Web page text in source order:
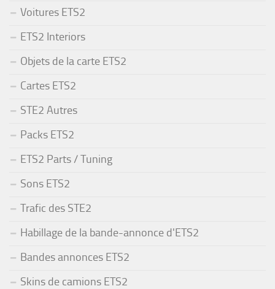
Voitures ETS2
ETS2 Interiors
Objets de la carte ETS2
Cartes ETS2
STE2 Autres
Packs ETS2
ETS2 Parts / Tuning
Sons ETS2
Trafic des STE2
Habillage de la bande-annonce d'ETS2
Bandes annonces ETS2
Skins de camions ETS2